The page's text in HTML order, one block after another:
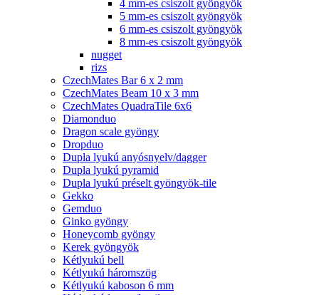
4 mm-es csiszolt gyöngyök
5 mm-es csiszolt gyöngyök
6 mm-es csiszolt gyöngyök
8 mm-es csiszolt gyöngyök
nugget
rizs
CzechMates Bar 6 x 2 mm
CzechMates Beam 10 x 3 mm
CzechMates QuadraTile 6x6
Diamonduo
Dragon scale gyöngy
Dropduo
Dupla lyukú anyósnyelv/dagger
Dupla lyukú pyramid
Dupla lyukú préselt gyöngyök-tile
Gekko
Gemduo
Ginko gyöngy
Honeycomb gyöngy
Kerek gyöngyök
Kétlyukú bell
Kétlyukú háromszög
Kétlyukú kaboson 6 mm